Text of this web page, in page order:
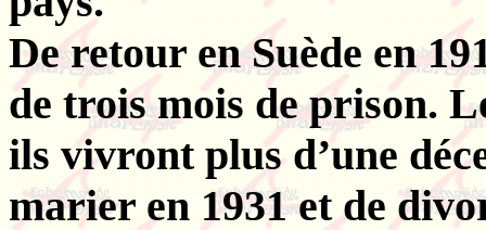
De retour en Suède en
de trois mois de prison.
ils vivront plus d’une
marier en 1931 et de